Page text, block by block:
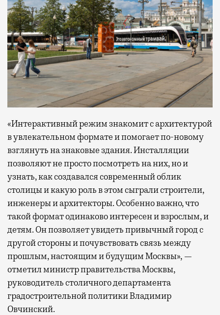
«Интерактивный режим знакомит с архитектурой
в увлекательном формате и помогает по-новому
взглянуть на знаковые здания. Инсталляции
позволяют не просто посмотреть на них, но и
узнать, как создавался современный облик
столицы и какую роль в этом сыграли строители,
инженеры и архитекторы. Особенно важно, что
такой формат одинаково интересен и взрослым, и
детям. Он позволяет увидеть привычный город с
другой стороны и почувствовать связь между
прошлым, настоящим и будущим Москвы», —
отметил министр правительства Москвы,
руководитель столичного департамента
градостроительной политики Владимир
Овчинский.